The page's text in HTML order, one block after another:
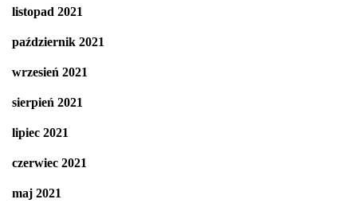
listopad 2021
październik 2021
wrzesień 2021
sierpień 2021
lipiec 2021
czerwiec 2021
maj 2021